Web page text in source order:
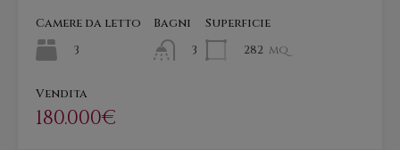
Camere da letto
3
Bagni
3
Superficie
282 mq
Vendita
180.000€